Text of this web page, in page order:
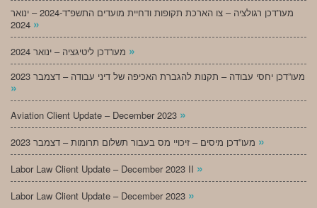
מעו”דכן רגולציה – צו הארכת תקופות ודחיית מועדים התשפ”ד-2024 – ינואר
»
»
מעו”דכן יחסי עבודה – תקנות להגברת האכיפה של דיני עבודה – דצמבר 2023
»
Aviation Client Update – December 2023 »
»
Labor Law Client Update – December 2023 II »
Labor Law Client Update – December 2023 »